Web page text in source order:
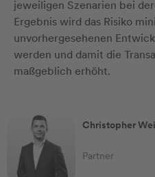
jeweiligen Szenarien bei
Ergebnis wird das Risiko
unvorhergesehenen
werden und damit die
maßgeblich erhöht.
Christopher
Partner